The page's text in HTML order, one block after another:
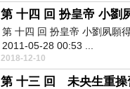
第 十四 回 扮皇帝 小劉
第 十四 回 扮皇帝 小劉夙願
2011-05-28 00:53 ...
2018-12-10
第 十三 回 未央生重操